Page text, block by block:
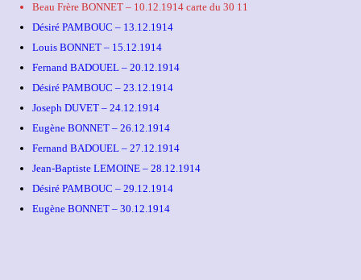
Beau Frère BONNET – 10.12.1914 carte du 30 11
Désiré PAMBOUC – 13.12.1914
Louis BONNET – 15.12.1914
Fernand BADOUEL – 20.12.1914
Désiré PAMBOUC – 23.12.1914
Joseph DUVET – 24.12.1914
Eugène BONNET – 26.12.1914
Fernand BADOUEL – 27.12.1914
Jean-Baptiste LEMOINE – 28.12.1914
Désiré PAMBOUC – 29.12.1914
Eugène BONNET – 30.12.1914